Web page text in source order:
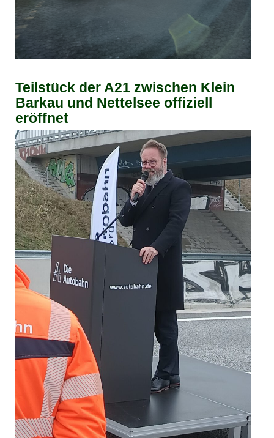
Teilstück der A21 zwischen Klein
Barkau und Nettelsee offiziell
eröffnet